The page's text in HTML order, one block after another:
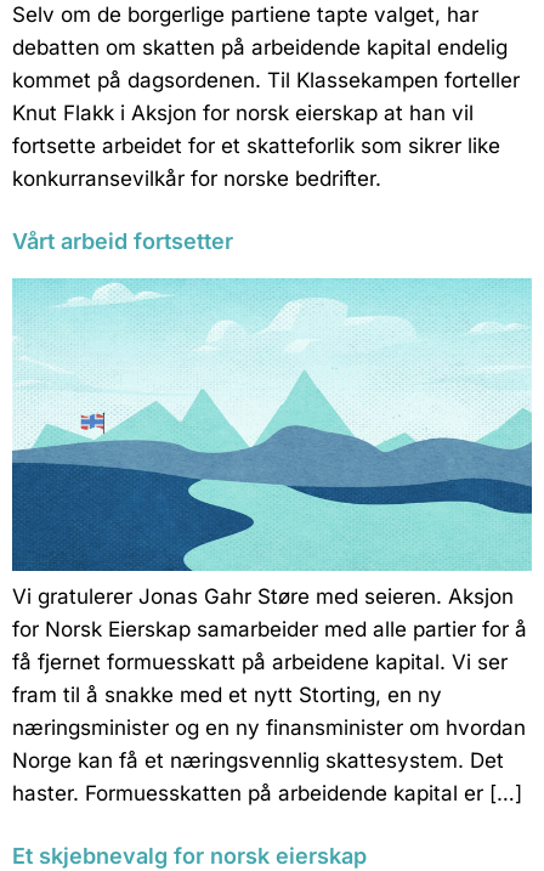
Selv om de borgerlige partiene tapte valget, har
debatten om skatten på arbeidende kapital endelig
kommet på dagsordenen. Til Klassekampen forteller
Knut Flakk i Aksjon for norsk eierskap at han vil
fortsette arbeidet for et skatteforlik som sikrer like
konkurransevilkår for norske bedrifter.
Vårt arbeid fortsetter
Vi gratulerer Jonas Gahr Støre med seieren. Aksjon
for Norsk Eierskap samarbeider med alle partier for å
få fjernet formuesskatt på arbeidene kapital. Vi ser
fram til å snakke med et nytt Storting, en ny
næringsminister og en ny finansminister om hvordan
Norge kan få et næringsvennlig skattesystem. Det
haster. Formuesskatten på arbeidende kapital er […]
Et skjebnevalg for norsk eierskap